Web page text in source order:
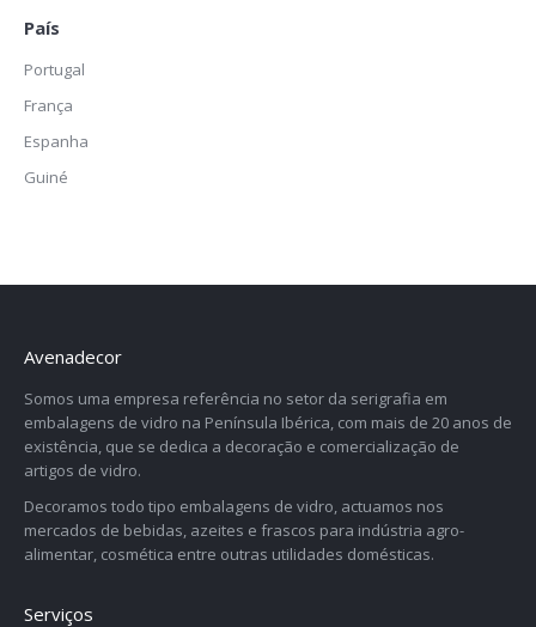
País
Portugal
França
Espanha
Guiné
Avenadecor
Somos uma empresa referência no setor da serigrafia em
embalagens de vidro na Península Ibérica, com mais de 20 anos de
existência, que se dedica a decoração e comercialização de
artigos de vidro.
Decoramos todo tipo embalagens de vidro, actuamos nos
mercados de bebidas, azeites e frascos para indústria agro-
alimentar, cosmética entre outras utilidades domésticas.
Serviços